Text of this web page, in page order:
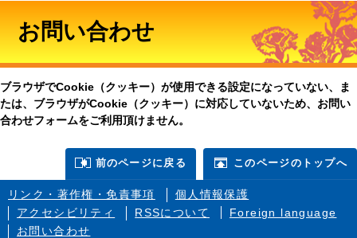
お問い合わせ
ブラウザでCookie（クッキー）が使用できる設定になっていない、ま
たは、ブラウザがCookie（クッキー）に対応していないため、お問い
合わせフォームをご利用頂けません。
前のページに戻る このページのトップへ
リンク・著作権・免責事項
個人情報保護
アクセシビリティ
RSSについて
Foreign language
お問い合わせ